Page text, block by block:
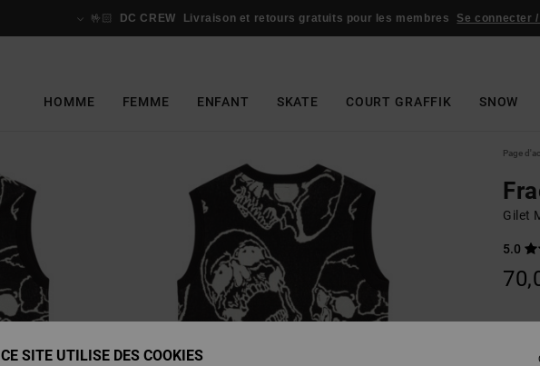
🤟🏻 DC CREW Livraison et retours gratuits pour les membres Se connecter
HOMME FEMME ENFANT SKATE COURT GRAFFIK SNOW
Page
Gilet
5.0
CE SITE UTILISE DES COOKIES